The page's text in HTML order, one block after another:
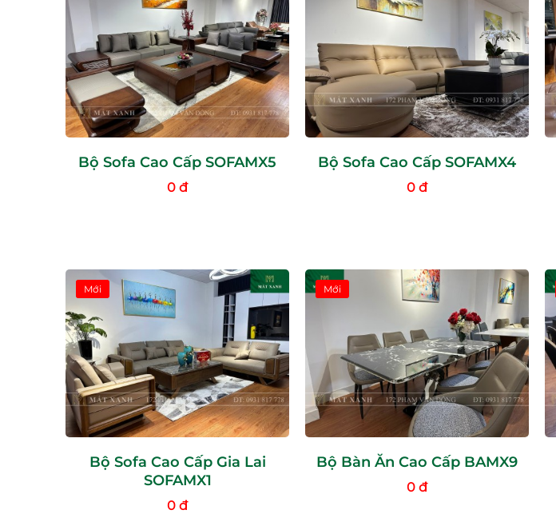
Bộ Sofa Cao Cấp SOFAMX5
0 đ
Bộ Sofa Cao Cấp SOFAMX4
0 đ
Mới
Bộ Sofa Cao Cấp Gia Lai
SOFAMX1
0 đ
Mới
Bộ Bàn Ăn Cao Cấp BAMX9
0 đ